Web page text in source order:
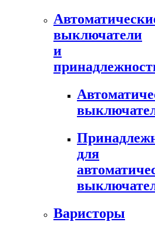
выключатели
и
для
Варисторы